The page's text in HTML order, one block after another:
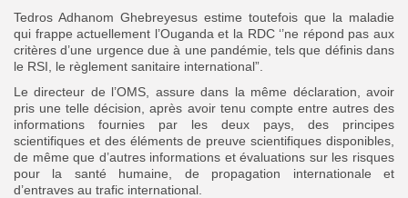
Tedros Adhanom Ghebreyesus estime toutefois que la maladie
qui frappe actuellement l’Ouganda et la RDC ‘’ne répond pas aux
critères d’une urgence due à une pandémie, tels que définis dans
le RSI, le règlement sanitaire international”.
Le directeur de l’OMS, assure dans la même déclaration, avoir
pris une telle décision, après avoir tenu compte entre autres des
informations fournies par les deux pays, des principes
scientifiques et des éléments de preuve scientifiques disponibles,
de même que d’autres informations et évaluations sur les risques
pour la santé humaine, de propagation internationale et
d’entraves au trafic international.